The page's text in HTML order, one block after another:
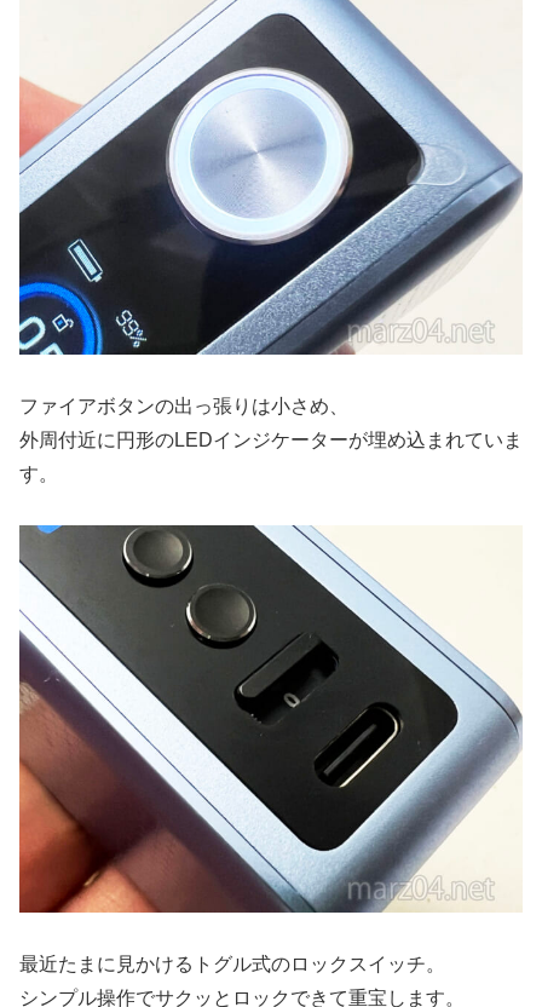
ファイアボタンの出っ張りは小さめ、
外周付近に円形のLEDインジケーターが埋め込まれていま
す。
最近たまに見かけるトグル式のロックスイッチ。
シンプル操作でサクッとロックできて重宝します。